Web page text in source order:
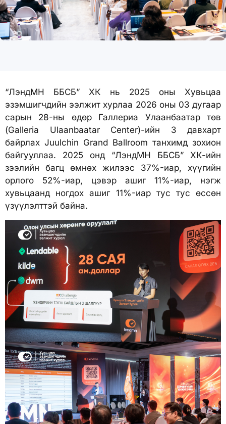
“ЛэндМН ББСБ” ХК нь 2025 оны Хувьцаа
эзэмшигчдийн ээлжит хурлаа 2026 оны 03 дугаар
сарын 28-ны өдөр Галлериа Улаанбаатар төв
(Galleria Ulaanbaatar Center)-ийн 3 давхарт
байрлах Juulchin Grand Ballroom танхимд зохион
байгууллаа. 2025 онд “ЛэндМН ББСБ” ХК-ийн
зээлийн багц өмнөх жилээс 37%-иар, хүүгийн
орлого 52%-иар, цэвэр ашиг 11%-иар, нэгж
хувьцаанд ногдох ашиг 11%-иар тус тус өссөн
үзүүлэлттэй байна.